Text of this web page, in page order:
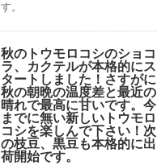
す。
秋のトウモロコシのショコ
ラ、カクテルが本格的にス
タートしました！さすがに
秋の朝晩の温度差と最近の
晴れで最高に甘いです。今
までに無い新しいトウモロ
コシを楽しんで下さい！次
の枝豆、黒豆も本格的に出
荷開始です。